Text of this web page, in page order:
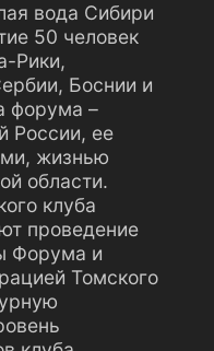
вода Сибири
50 человек
Рики,
Боснии и
форума –
России, ее
жизнью
области.
клуба
проведение
Форума и
Томского